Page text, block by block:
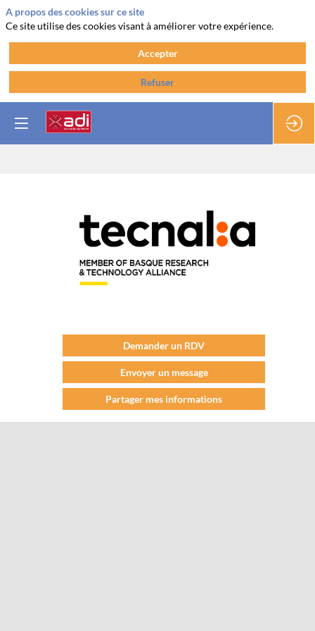
Tecnalia
Demander un RDV
Envoyer un message
Partager mes informations
A propos des cookies sur ce site
Ce site utilise des cookies visant à améliorer votre expérience.
Accepter
Refuser